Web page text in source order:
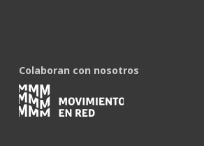
Colaboran con nosotros